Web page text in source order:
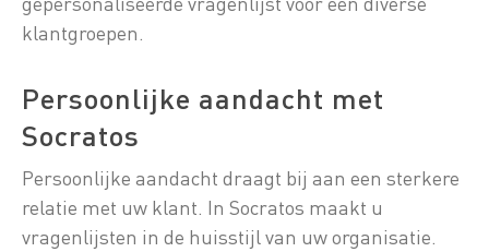
klantgroepen.
Persoonlijke aandacht met
Socratos
Persoonlijke aandacht draagt bij aan een sterkere
relatie met uw klant. In Socratos maakt u
vragenlijsten in de huisstijl van uw organisatie.